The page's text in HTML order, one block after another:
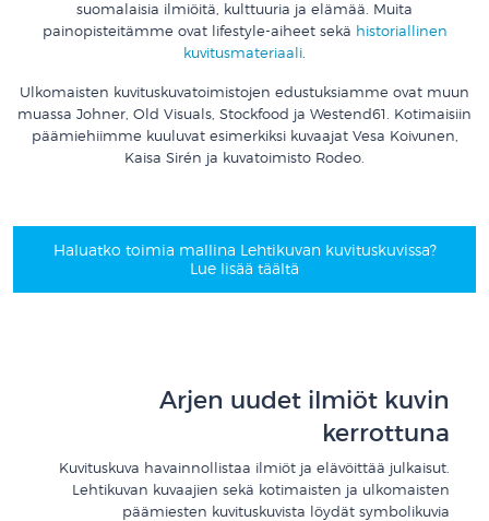
suomalaisia ilmiöitä, kulttuuria ja elämää. Muita
painopisteitämme ovat lifestyle-aiheet sekä historiallinen
kuvitusmateriaali.
Ulkomaisten kuvituskuvatoimistojen edustuksiamme ovat muun
muassa Johner, Old Visuals, Stockfood ja Westend61. Kotimaisiin
päämiehiimme kuuluvat esimerkiksi kuvaajat Vesa Koivunen,
Kaisa Sirén ja kuvatoimisto Rodeo.
Haluatko toimia mallina Lehtikuvan kuvituskuvissa?
Lue lisää täältä
Arjen uudet ilmiöt kuvin
kerrottuna
Kuvituskuva havainnollistaa ilmiöt ja elävöittää julkaisut.
Lehtikuvan kuvaajien sekä kotimaisten ja ulkomaisten
päämiesten kuvituskuvista löydät symbolikuvia